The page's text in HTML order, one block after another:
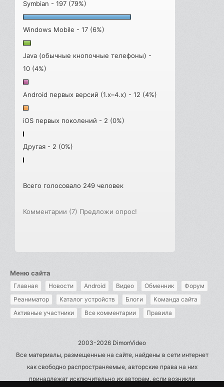
Symbian - 197 (79%)
Windows Mobile - 17 (6%)
Java (обычные кнопочные телефоны) -
10 (4%)
Android первых версий (1.x–4.x) - 12 (4%)
iOS первых поколений - 2 (0%)
Другая - 2 (0%)
Всего голосовало 249 человек
Комментарии (7) Предложи опрос!
Меню сайта
Главная Новости Android Видео Обменник
Форум
Реаниматор
Каталог устройств Блоги
Команда сайта
Активные участники
Все комментарии Правила
2003-2026 DimonVideo
Все материалы, размещенные на сайте, найдены в сети интернет
как свободно распространяемые, авторские права на них
принадлежат исключительно их авторам, если возникли